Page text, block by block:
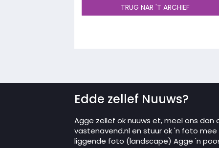
TRUG NAR 'T ARCHIEF
Edde zellef Nuuws?
Agge zellef ok nuuws et, meel ons dan
vastenavend.nl en stuur ok 'n foto
liggende foto (landscape) Agge 'n